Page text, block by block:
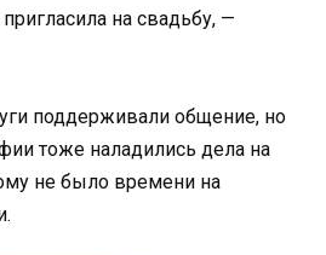
на свадьбу, —
поддерживали общение, но
тоже наладились дела на
не было времени на